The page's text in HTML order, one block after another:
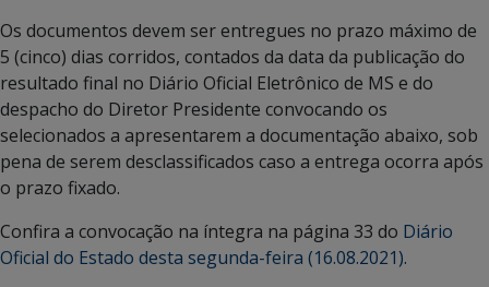
Os documentos devem ser entregues no prazo máximo de
5 (cinco) dias corridos, contados da data da publicação do
resultado final no Diário Oficial Eletrônico de MS e do
despacho do Diretor Presidente convocando os
selecionados a apresentarem a documentação abaixo, sob
pena de serem desclassificados caso a entrega ocorra após
o prazo fixado.
Confira a convocação na íntegra na página 33 do Diário
Oficial do Estado desta segunda-feira (16.08.2021).